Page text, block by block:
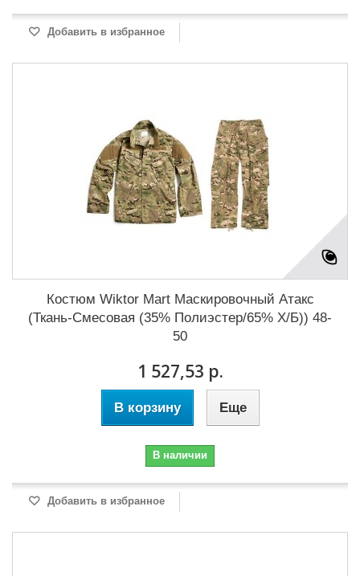
Добавить в избранное
Костюм Wiktor Mart Маскировочный Атакс
(Ткань-Смесовая (35% Полиэстер/65% Х/Б)) 48-
50
1 527,53 р.
В корзину Еще
В наличии
Добавить в избранное